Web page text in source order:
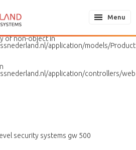
in
application/models/
of non-object in
application/models/
application/controllers/
Menu
security systems gw 500